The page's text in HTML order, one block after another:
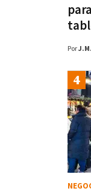
PorJ.M.